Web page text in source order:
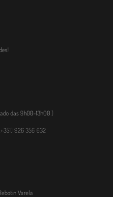
das 9h00-13h00 )
926 356 632
Varela